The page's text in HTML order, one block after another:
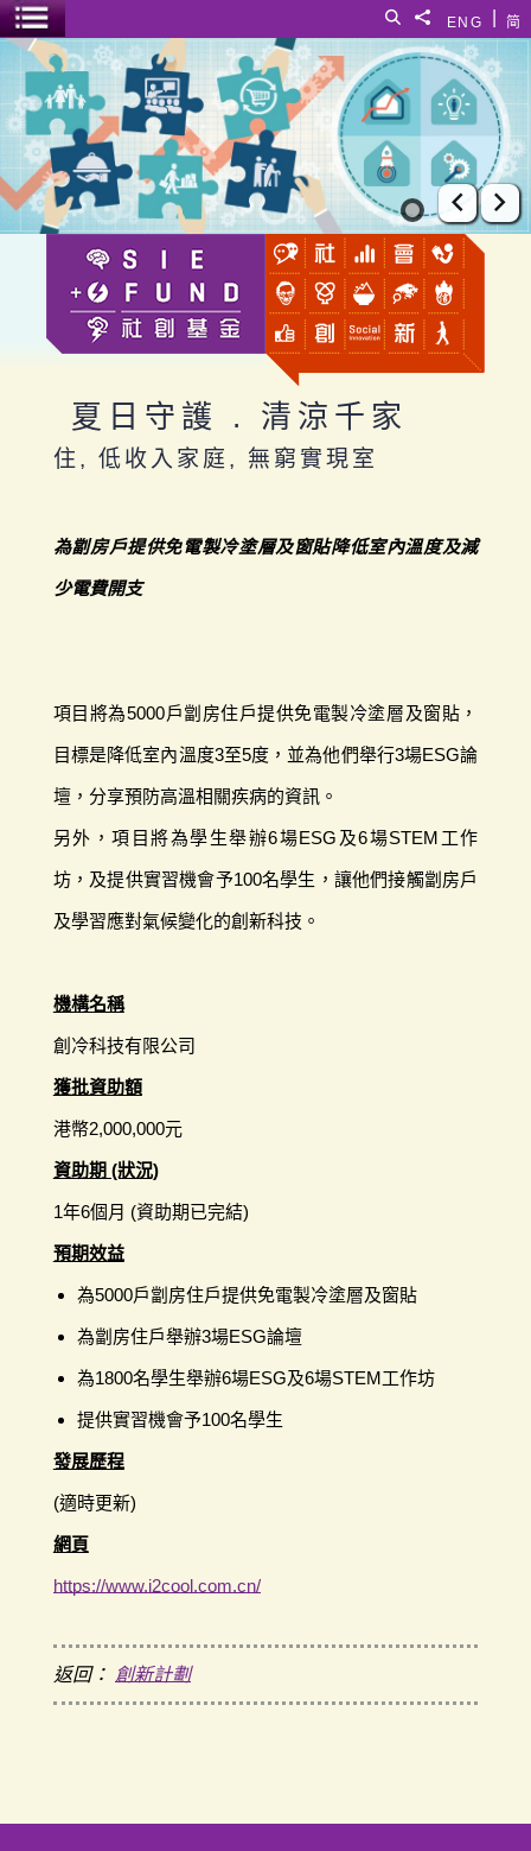
简
ENG
分享給
搜尋
選單開關
夏日守護 . 清涼千家
上一張
下
夏日守護 . 清涼千家
住, 低收入家庭, 無窮實現室
為劏房戶提供免電製冷塗層及窗貼降低室內溫度及減
少電費開支
項目將為5000戶劏房住戶提供免電製冷塗層及窗貼，
目標是降低室內溫度3至5度，並為他們舉行3場ESG論
壇，分享預防高溫相關疾病的資訊。
另外，項目將為學生舉辦6場ESG及6場STEM工作
坊，及提供實習機會予100名學生，讓他們接觸劏房戶
及學習應對氣候變化的創新科技。
機構名稱
創冷科技有限公司
獲批資助額
港幣2,000,000元
資助期 (狀況)
1年6個月 (資助期已完結)
預期效益
為5000戶劏房住戶提供免電製冷塗層及窗貼
為劏房住戶舉辦3場ESG論壇
為1800名學生舉辦6場ESG及6場STEM工作坊
提供實習機會予100名學生
發展歷程
(適時更新)
網頁
https://www.i2cool.com.cn/
返回： 創新計劃